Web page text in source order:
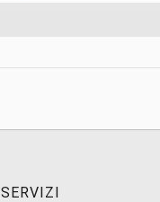
SERVIZI